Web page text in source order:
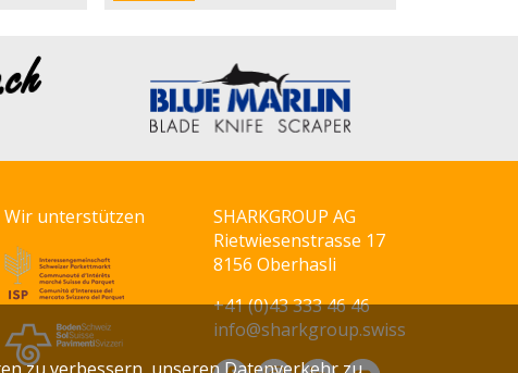
Wir unterstützen
SHARKGROUP AG
Rietwiesenstrasse 17
8156 Oberhasli
+41 (0)43 333 46 46
info@sharkgroup.swiss